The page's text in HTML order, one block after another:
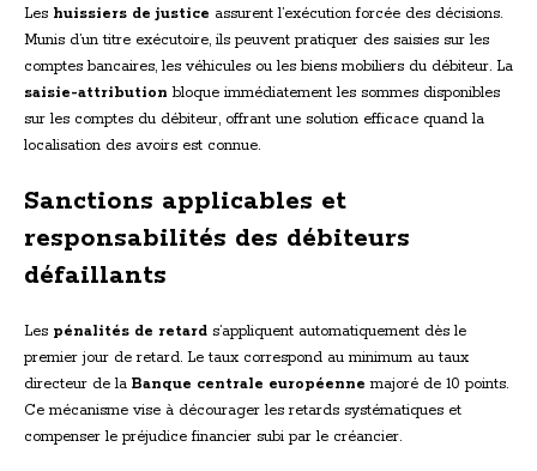
Les huissiers de justice assurent l’exécution forcée des décisions.
Munis d’un titre exécutoire, ils peuvent pratiquer des saisies sur les
comptes bancaires, les véhicules ou les biens mobiliers du débiteur. La
saisie-attribution bloque immédiatement les sommes disponibles
sur les comptes du débiteur, offrant une solution efficace quand la
localisation des avoirs est connue.
Sanctions applicables et
responsabilités des débiteurs
défaillants
Les pénalités de retard s’appliquent automatiquement dès le
premier jour de retard. Le taux correspond au minimum au taux
directeur de la Banque centrale européenne majoré de 10 points.
Ce mécanisme vise à décourager les retards systématiques et
compenser le préjudice financier subi par le créancier.